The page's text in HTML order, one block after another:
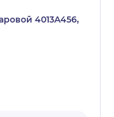
4013A456,